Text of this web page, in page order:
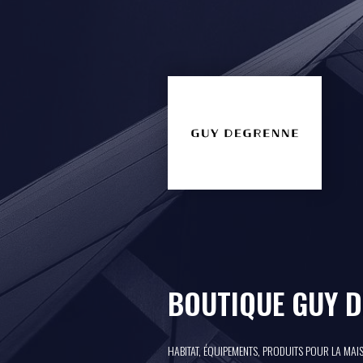
BOUTIQUE GUY
HABITAT, ÉQUIPEMENTS, PRODUITS POUR LA